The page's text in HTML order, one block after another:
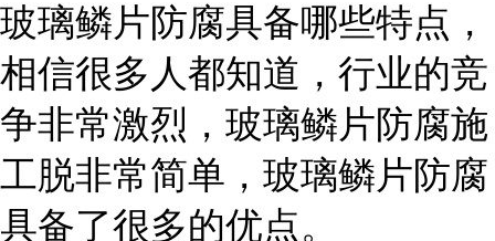
玻璃鳞片防腐具备哪些特点，
相信很多人都知道，行业的竞
争非常激烈，玻璃鳞片防腐施
工脱非常简单，玻璃鳞片防腐
具备了很多的优点。